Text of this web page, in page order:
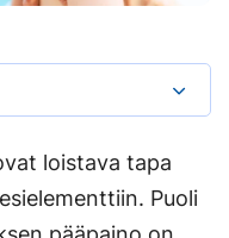
loistava tapa
Puoli